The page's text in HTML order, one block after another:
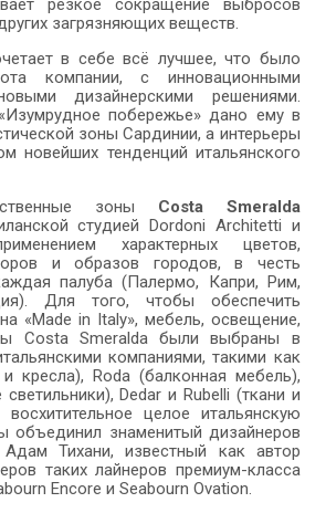
резкое сокращение выбросов
загрязняющих веществ.
в себе всё лучшее, что было
компании, с инновационными
дизайнерскими решениями.
побережье» дано ему в
зоны Сардинии, а интерьеры
новейших тенденций итальянского
зоны Costa Smeralda
студией Dordoni Architetti и
характерных цветов,
и образов городов, в честь
палуба (Палермо, Капри, Рим,
Для того, чтобы обеспечить
«Made in Italy», мебель, освещение,
Costa Smeralda были выбраны в
компаниями, такими как
кресла), Roda (балконная мебель),
Dedar и Rubelli (ткани и
целое итальянскую
объединил знаменитый дизайнеров
Тихани, известный как автор
таких лайнеров премиум-класса
Encore и Seabourn Ovation.